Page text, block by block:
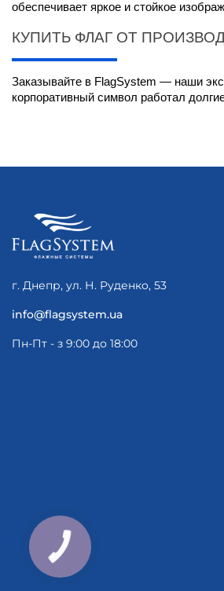
обеспечивает яркое и стойкое
КУПИТЬ ФЛАГ ОТ
Заказывайте в FlagSystem — наши
корпоративный символ работал
г. Днепр, ул. Н. Руденко, 53
info@flagsystem.ua
Пн-Пт - з 9:00 до 18:00